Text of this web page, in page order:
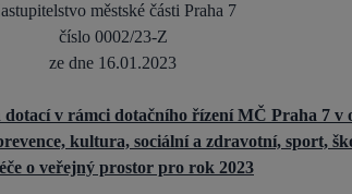
městské části Praha 7
číslo 0002/23-Z
ze dne 16.01.2023
v rámci dotačního řízení MČ Praha 7 v
kultura, sociální a zdravotní, sport,
o veřejný prostor pro rok 2023